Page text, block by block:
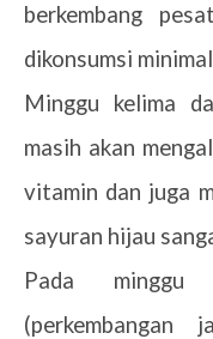
berkembang
dikonsumsi
Minggu kelima
masih akan
vitamin dan juga
sayuran hijau
Pada minggu